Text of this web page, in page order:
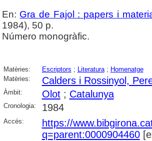
En: Gra de Fajol : papers i
1984), 50 p.
Número monogràfic.
Matèries: Escriptors ; Literatura; Homenatge
Matèries:
Calders i Rossinyol,
Àmbit: Olot; Catalunya
Cronologia: 1984
Accés:
https://
q=parent:0000904460